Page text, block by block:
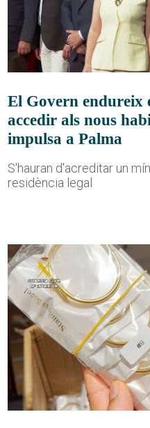
El Govern endureix
accedir als nous
impulsa a Palma
S'hauran d'acreditar un
residència legal